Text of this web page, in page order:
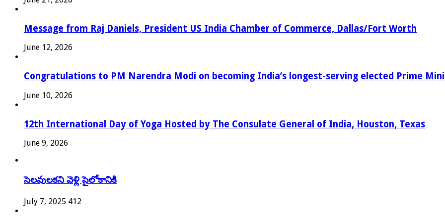
Message from Raj Daniels, President US India Chamber of Commerce, Dallas/Fort Worth
June 12, 2026
Congratulations to PM Narendra Modi on becoming India’s longest-serving elected Prime
June 10, 2026
12th International Day of Yoga Hosted by The Consulate General of India, Houston, Texas
June 9, 2026
సెలవులకని వెళ్లి పైలోకానికి
July 7, 2025 412